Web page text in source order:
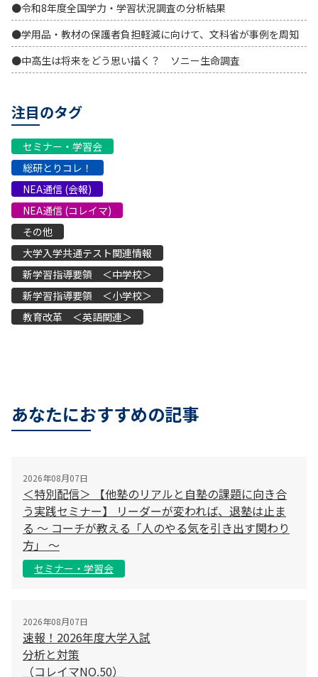
●令和8年度全国学力・学習状況調査の分析結果
●学用品・教材の保護者負担軽減に向けて、文科省が事例を周知
●中高生は将来をどう思い描く？ ソニー生命調査
注目のタグ
セミナー・学習会
総研とりコレ！
NEA通信 (会報)
NEA通信 (コレイマ)
その他
大学入学共通テスト関連情報
新学習指導要領 ＜中学校＞
新学習指導要領 ＜小学校＞
教育改革 ＜英語関連＞
あなたにおすすめの記事
2026年08月07日
＜特別配信＞ 【他塾のリアルと自塾の課題に向き合
う実践セミナー】 リーダーが変われば、退塾は止ま
る 〜 コーチが教える「人のやる気を引き出す関わり
方」 〜
セミナー・学習会
2026年08月07日
速報！2026年度大学入試
分析と対策
（コレイマNO.50）